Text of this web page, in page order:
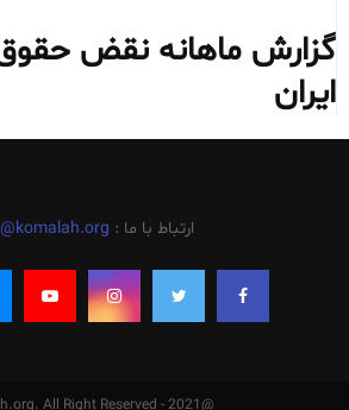
گزارش ماهانه نقض
ایران
ارتباط با ما :
@2021 - komalah.org. All Right Reserved